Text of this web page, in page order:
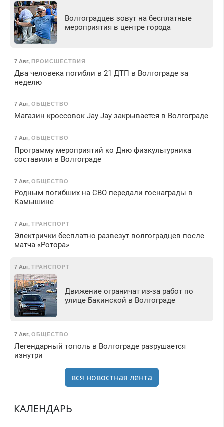
Волгоградцев зовут на бесплатные
мероприятия в центре города
7 Авг, ПРОИСШЕСТВИЯ
Два человека погибли в 21 ДТП в Волгограде за
неделю
7 Авг, ОБЩЕСТВО
Магазин кроссовок Jay Jay закрывается в Волгограде
7 Авг, ОБЩЕСТВО
Программу мероприятий ко Дню физкультурника
составили в Волгограде
7 Авг, ОБЩЕСТВО
Родным погибших на СВО передали госнаграды в
Камышине
7 Авг, ТРАНСПОРТ
Электрички бесплатно развезут волгоградцев после
матча «Ротора»
7 Авг, ТРАНСПОРТ
Движение ограничат из-за работ по
улице Бакинской в Волгограде
7 Авг, ОБЩЕСТВО
Легендарный тополь в Волгограде разрушается
изнутри
вся новостная лента
КАЛЕНДАРЬ